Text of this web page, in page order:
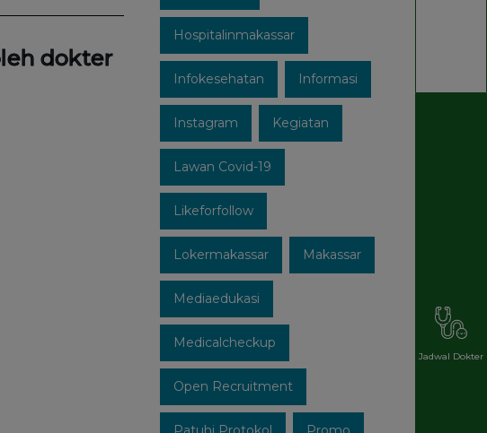
dokter
Hospitalinmakassar
Infokesehatan Informasi
Instagram Kegiatan
Lawan Covid-19
Likeforfollow
Lokermakassar Makassar
Mediaedukasi
Medicalcheckup
Open Recruitment
Jadwal Dokter